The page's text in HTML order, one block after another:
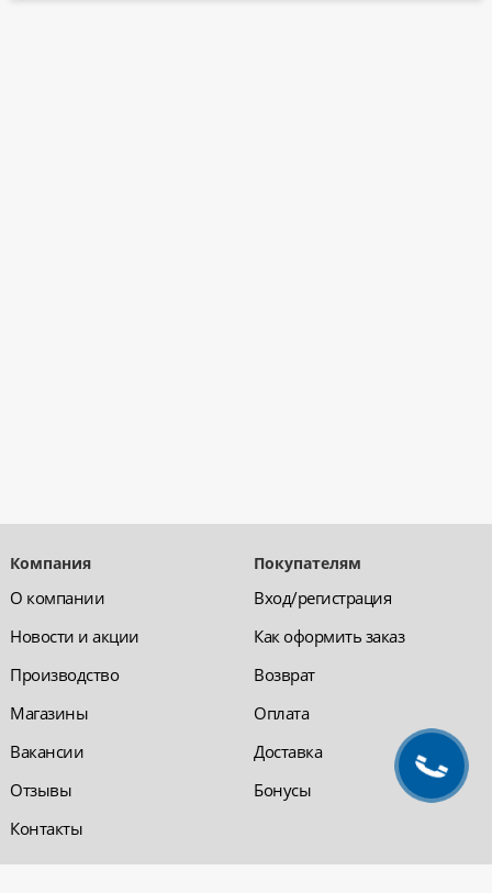
Компания
О компании
Новости и акции
Производство
Магазины
Вакансии
Отзывы
Контакты
Покупателям
Вход/регистрация
Как оформить заказ
Возврат
Оплата
Доставка
Бонусы
Обратная связь Компания «220 ВСЯ